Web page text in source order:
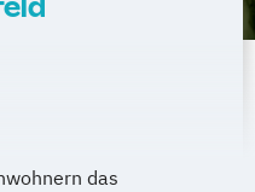
das